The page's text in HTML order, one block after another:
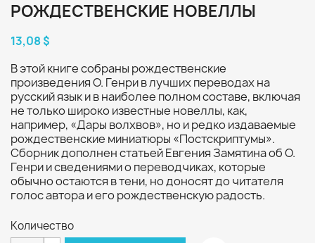
РОЖДЕСТВЕНСКИЕ НОВЕЛЛЫ
13,08 $
В этой книге собраны рождественские
произведения О. Генри в лучших переводах на
русский язык и в наиболее полном составе, включая
не только широко известные новеллы, как,
например, «Дары волхвов», но и редко издаваемые
рождественские миниатюры «Постскриптумы».
Сборник дополнен статьей Евгения Замятина об О.
Генри и сведениями о переводчиках, которые
обычно остаются в тени, но доносят до читателя
голос автора и его рождественскую радость.
Количество